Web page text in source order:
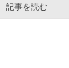
記事を読む